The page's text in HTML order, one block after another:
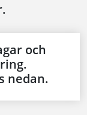
och
nedan.